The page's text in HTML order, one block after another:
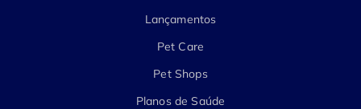
Lançamentos
Pet Care
Pet Shops
Planos de Saúde